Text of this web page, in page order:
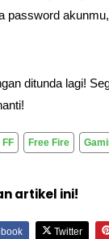
password
ditunda lagi!
FF Free Fire
artikel ini!
Twitter